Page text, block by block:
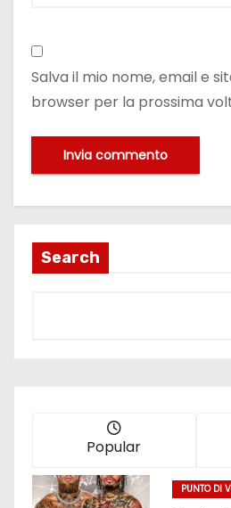
Salva il mio nome, email e
browser per la prossima
Search
Popular
PUNTO DI